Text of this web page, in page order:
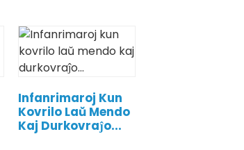
Infanrimaroj Kun
Kovrilo Laŭ Mendo
Kaj Durkovraĵo...